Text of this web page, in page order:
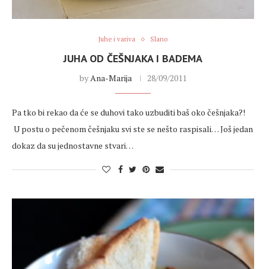
Juhe i variva Slano
JUHA OD ČEŠNJAKA I BADEMA
byAna-Marija 28/09/2011
Pa tko bi rekao da će se duhovi tako uzbuditi baš oko češnjaka?!
U postu o pečenom češnjaku svi ste se nešto raspisali… Još jedan
dokaz da su jednostavne stvari…